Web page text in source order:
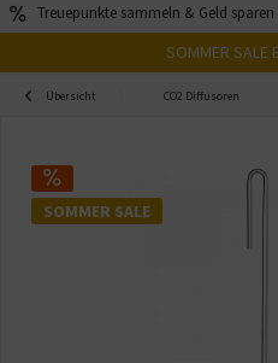
Treuepunkte sammeln & Geld sparen
SOMMER SALE
Übersicht CO2 Diffusoren
SOMMER SALE